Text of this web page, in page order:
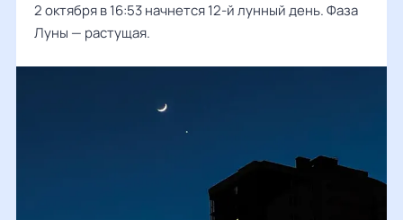
2 октября в 16:53 начнется 12-й лунный день. Фаза
Луны — растущая.